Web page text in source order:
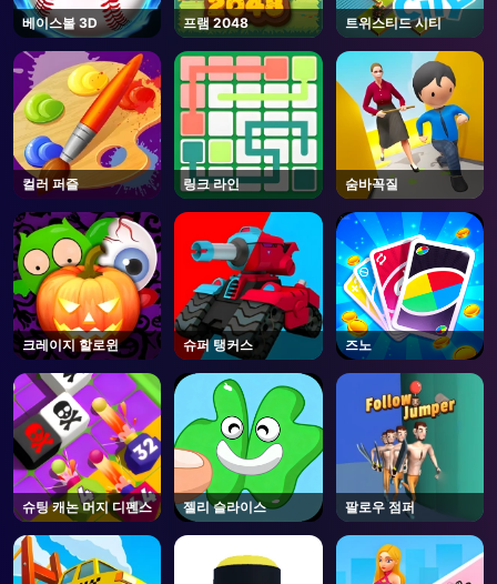
베이스볼 3D 프램 2048 트위스티드 시티
컬러 퍼즐 링크 라인 숨바꼭질
크레이지 할로윈 슈퍼 탱커스 즈노
슈팅 캐논 머지 디펜스 젤리 슬라이스 팔로우 점퍼